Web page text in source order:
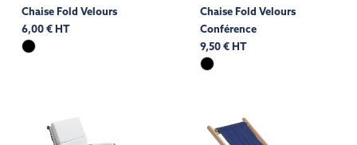
Chaise Fold Velours
6,00 € HT
Chaise Fold Velours
Conférence
9,50 € HT